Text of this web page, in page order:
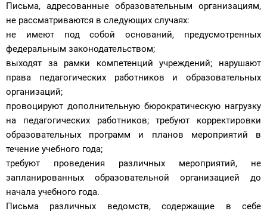
Письма, адресованные образовательным организациям,
не рассматриваются в следующих случаях:
не имеют под собой оснований, предусмотренных
федеральным законодательством;
выходят за рамки компетенций учреждений; нарушают
права педагогических работников и образовательных
организаций;
провоцируют дополнительную бюрократическую нагрузку
на педагогических работников; требуют корректировки
образовательных программ и планов мероприятий в
течение учебного года;
требуют проведения различных мероприятий, не
запланированных образовательной организацией до
начала учебного года.
Письма различных ведомств, содержащие в себе